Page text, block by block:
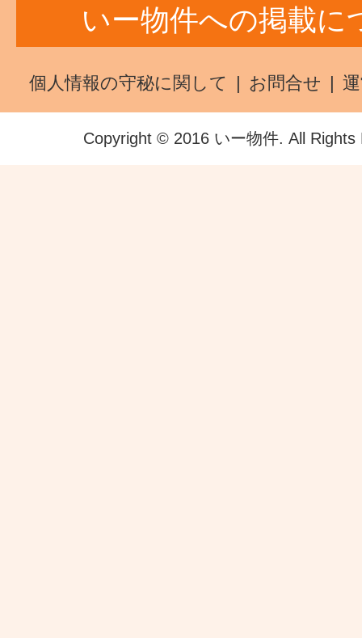
いー物件への掲載に
個人情報の守秘に関して お問合せ
Copyright © 2016 いー物件. All Rights